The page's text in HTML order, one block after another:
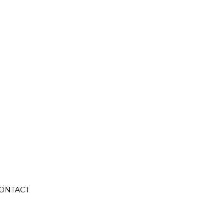
Arbitrage